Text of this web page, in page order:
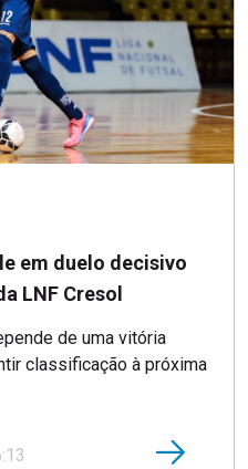
em duelo decisivo
LNF Cresol
de uma vitória
classificação à próxima